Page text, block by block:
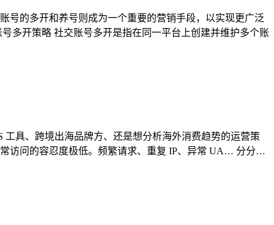
号的多开和养号则成为一个重要的营销手段，以实现更广泛
多开策略 社交账号多开是指在同一平台上创建并维护多个账
具、跨境出海品牌方、还是想分析海外消费趋势的运营策
常访问的容忍度极低。频繁请求、重复 IP、异常 UA… 分分…